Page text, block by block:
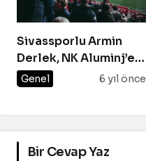
Sivassporlu Armin
Derlek, NK Aluminj’e
kiralandı
Genel 6 yıl önce
Bir Cevap Yaz